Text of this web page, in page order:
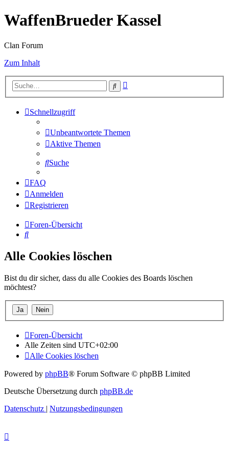
WaffenBrueder Kassel
Clan Forum
Zum Inhalt
Suche
Schnellzugriff
Unbeantwortete Themen
Aktive Themen
Suche
FAQ
Anmelden
Registrieren
Foren-Übersicht
Suche
Alle Cookies löschen
Bist du dir sicher, dass du alle Cookies des Boards löschen
möchtest?
Foren-Übersicht
Alle Zeiten sind UTC+02:00
Alle Cookies löschen
Powered by phpBB® Forum Software © phpBB Limited
Deutsche Übersetzung durch phpBB.de
Datenschutz | Nutzungsbedingungen